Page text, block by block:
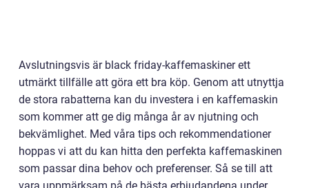
Avslutningsvis är black friday-kaffemaskiner ett
utmärkt tillfälle att göra ett bra köp. Genom att utnyttja
de stora rabatterna kan du investera i en kaffemaskin
som kommer att ge dig många år av njutning och
bekvämlighet. Med våra tips och rekommendationer
hoppas vi att du kan hitta den perfekta kaffemaskinen
som passar dina behov och preferenser. Så se till att